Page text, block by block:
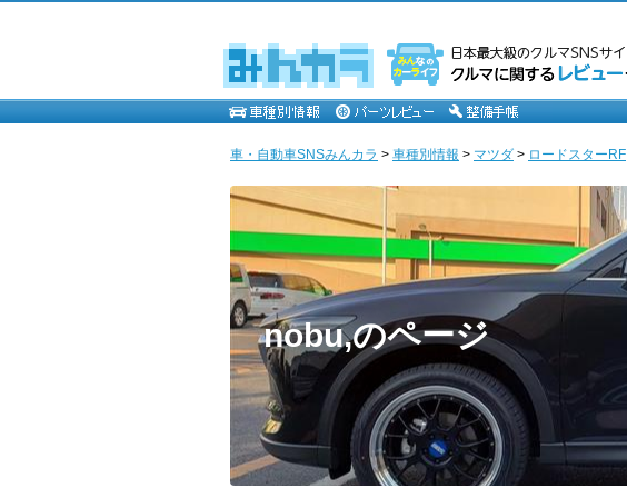
車・自動車SNSみんカラ > 車種別情報 > マツダ > ロードスターRF
nobu,のページ